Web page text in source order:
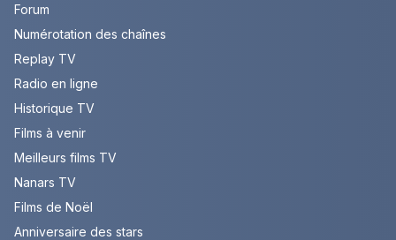
Forum
Numérotation des chaînes
Replay TV
Radio en ligne
Historique TV
Films à venir
Meilleurs films TV
Nanars TV
Films de Noël
Anniversaire des stars